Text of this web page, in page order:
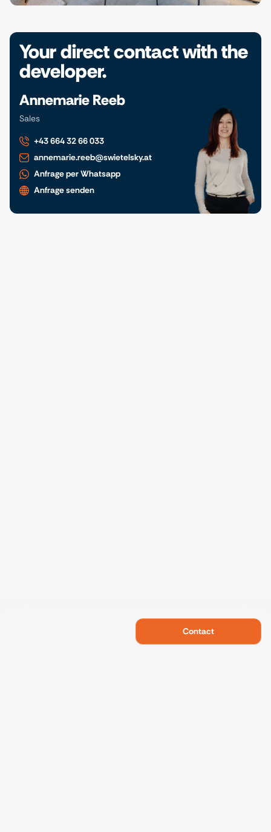
Contact
Your direct contact with the
developer.
Annemarie Reeb
Sales
+43 664 32 66 033
annemarie.reeb@swietelsky.at
Anfrage per Whatsapp
Anfrage senden